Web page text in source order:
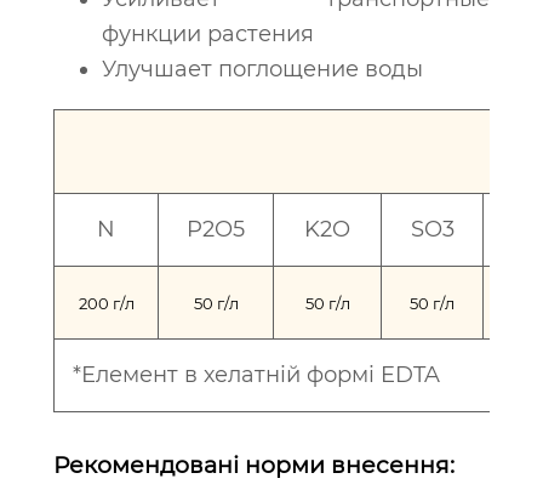
функции растения
Улучшает поглощение воды
N P2O5 K2O SO3
200 г/л 50 г/л 50 г/л 50 г/л
*Елемент в хелатній формі EDTA
Рекомендовані норми внесення: